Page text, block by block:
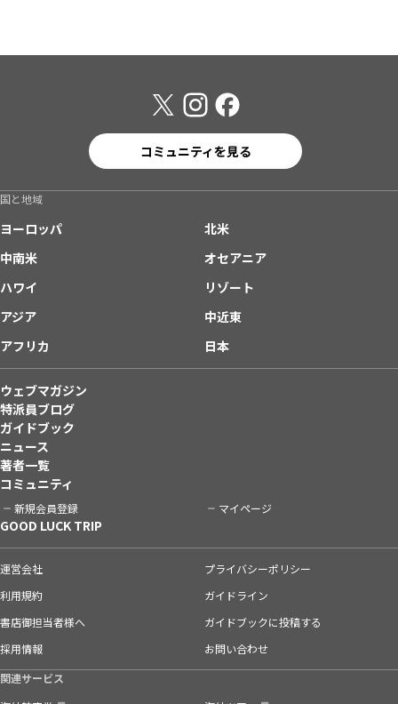
コミュニティを見る
国と地域
ヨーロッパ
北米
中南米
オセアニア
ハワイ
リゾート
アジア
中近東
アフリカ
日本
ウェブマガジン
特派員ブログ
ガイドブック
ニュース
著者一覧
コミュニティ
新規会員登録 マイページ
GOOD LUCK TRIP
運営会社
プライバシーポリシー
利用規約
ガイドライン
書店御担当者様へ
ガイドブックに投稿する
採用情報
お問い合わせ
関連サービス